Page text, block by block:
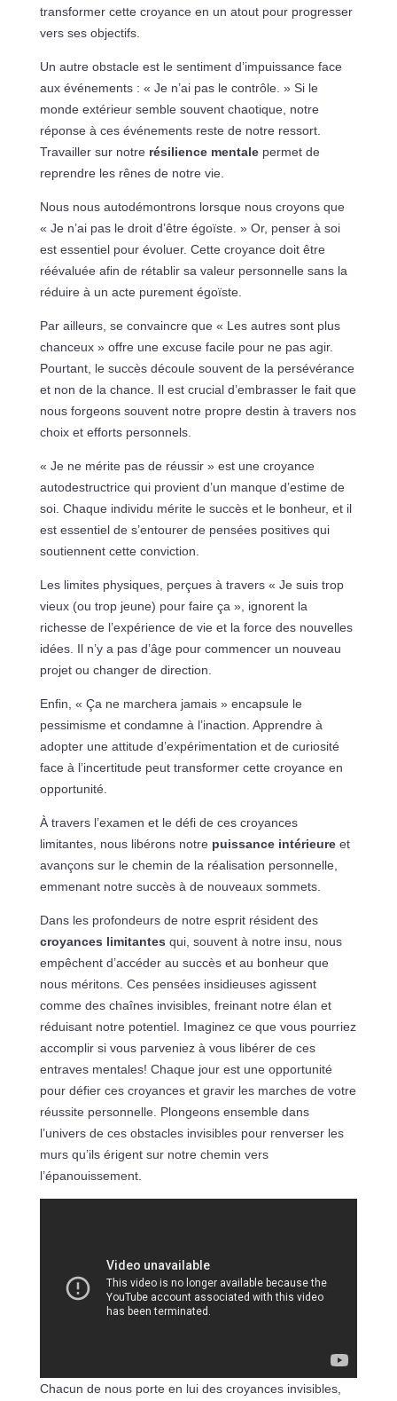
transformer cette croyance en un atout pour progresser
vers ses objectifs.
Un autre obstacle est le sentiment d’impuissance face
aux événements : « Je n’ai pas le contrôle. » Si le
monde extérieur semble souvent chaotique, notre
réponse à ces événements reste de notre ressort.
Travailler sur notre résilience mentalepermet de
reprendre les rênes de notre vie.
Nous nous autodémontrons lorsque nous croyons que
« Je n’ai pas le droit d’être égoïste. » Or, penser à soi
est essentiel pour évoluer. Cette croyance doit être
réévaluée afin de rétablir sa valeur personnelle sans la
réduire à un acte purement égoïste.
Par ailleurs, se convaincre que « Les autres sont plus
chanceux » offre une excuse facile pour ne pas agir.
Pourtant, le succès découle souvent de la persévérance
et non de la chance. Il est crucial d’embrasser le fait que
nous forgeons souvent notre propre destin à travers nos
choix et efforts personnels.
« Je ne mérite pas de réussir » est une croyance
autodestructrice qui provient d’un manque d’estime de
soi. Chaque individu mérite le succès et le bonheur, et il
est essentiel de s’entourer de pensées positives qui
soutiennent cette conviction.
Les limites physiques, perçues à travers « Je suis trop
vieux (ou trop jeune) pour faire ça », ignorent la
richesse de l’expérience de vie et la force des nouvelles
idées. Il n’y a pas d’âge pour commencer un nouveau
projet ou changer de direction.
Enfin, « Ça ne marchera jamais » encapsule le
pessimisme et condamne à l’inaction. Apprendre à
adopter une attitude d’expérimentation et de curiosité
face à l’incertitude peut transformer cette croyance en
opportunité.
À travers l’examen et le défi de ces croyances
limitantes, nous libérons notre puissance intérieureet
avançons sur le chemin de la réalisation personnelle,
emmenant notre succès à de nouveaux sommets.
Dans les profondeurs de notre esprit résident des
croyances limitantes qui, souvent à notre insu, nous
empêchent d’accéder au succès et au bonheur que
nous méritons. Ces pensées insidieuses agissent
comme des chaînes invisibles, freinant notre élan et
réduisant notre potentiel. Imaginez ce que vous pourriez
accomplir si vous parveniez à vous libérer de ces
entraves mentales! Chaque jour est une opportunité
pour défier ces croyances et gravir les marches de votre
réussite personnelle. Plongeons ensemble dans
l’univers de ces obstacles invisibles pour renverser les
murs qu’ils érigent sur notre chemin vers
l’épanouissement.
Chacun de nous porte en lui des croyances invisibles,